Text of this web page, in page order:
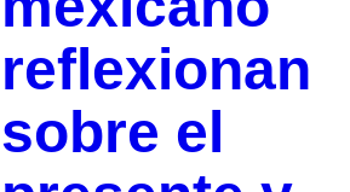
reflexionan
sobre el